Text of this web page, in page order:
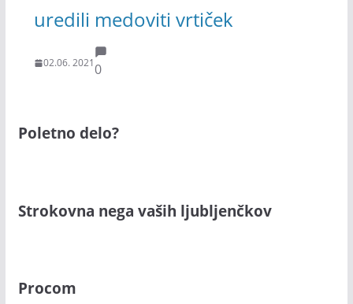
uredili medoviti vrtiček
02.06. 20210
Poletno delo?
Strokovna nega vaših ljubljenčkov
Procom